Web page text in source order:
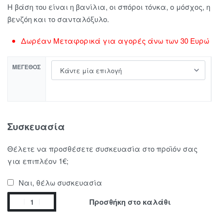
Η βάση του είναι η βανίλια, οι σπόροι τόνκα, ο μόσχος, η
βενζόη και το σανταλόξυλο.
Δωρέαν Μεταφορικά για αγορές άνω των 30 Ευρώ
ΜΈΓΕΘΟΣ
Συσκευασία
Θέλετε να προσθέσετε συσκευασία στο προϊόν σας
για επιπλέον 1€;
Ναι, θέλω συσκευασία
Προσθήκη στο καλάθι